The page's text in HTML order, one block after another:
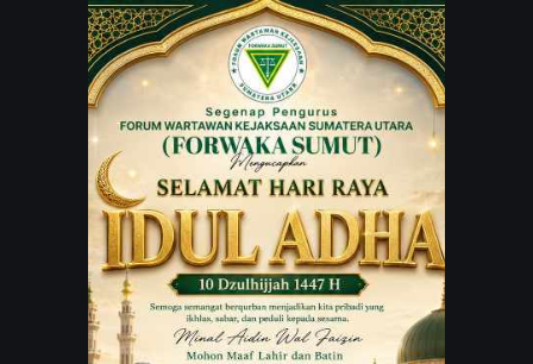
JARINGAN